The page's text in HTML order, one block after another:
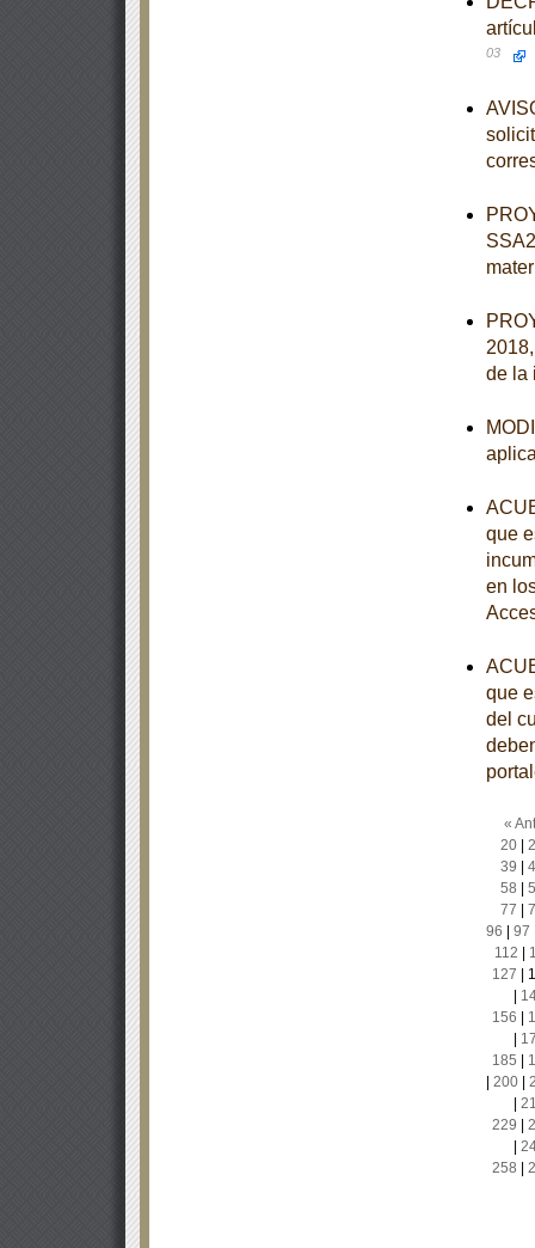
03
de la
que
en
que
del
«
20|
39
58
77
96
97
112
127
156
185
200|
229
258